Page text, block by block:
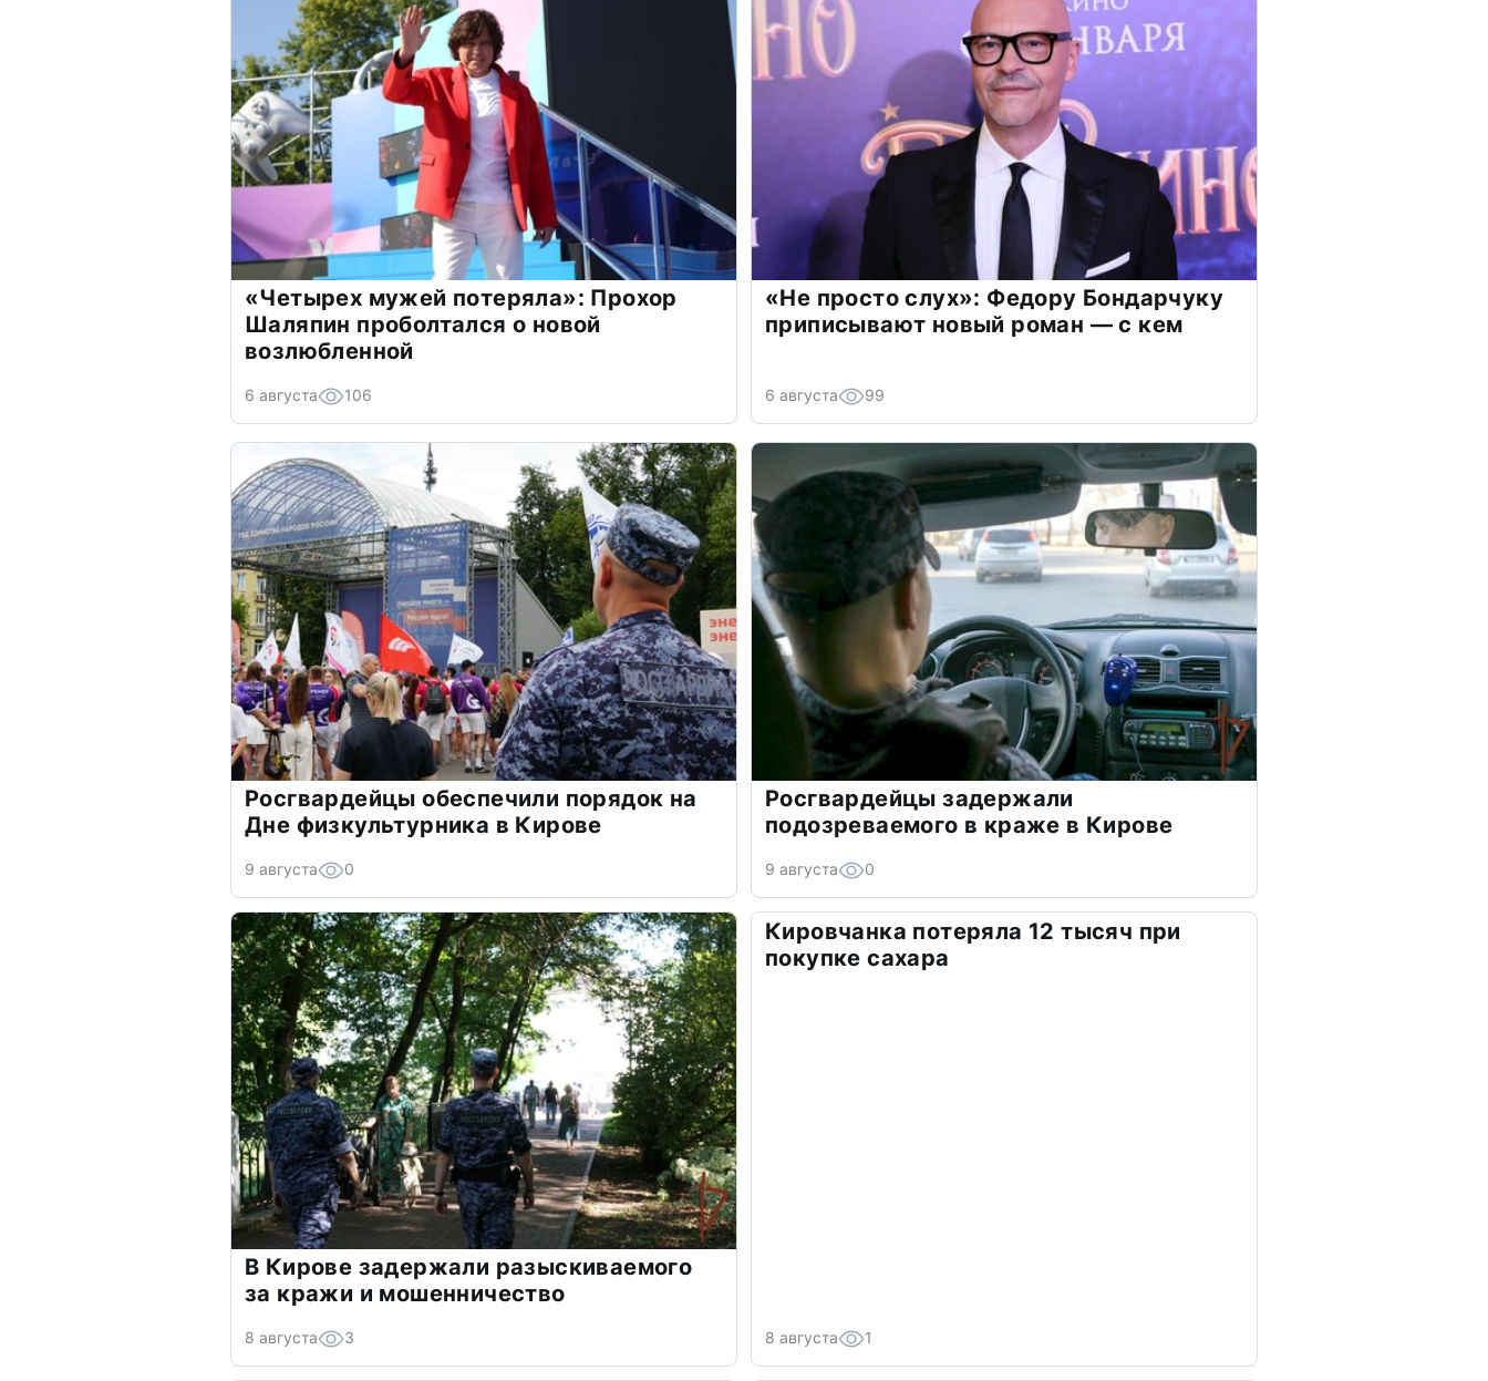
«Четырех мужей потеряла»: Прохор
Шаляпин проболтался о новой
возлюбленной
6 августа 106
«Не просто слух»: Федору Бондарчуку
приписывают новый роман — с кем
6 августа 99
Росгвардейцы обеспечили порядок на
Дне физкультурника в Кирове
9 августа 0
Росгвардейцы задержали
подозреваемого в краже в Кирове
9 августа 0
В Кирове задержали разыскиваемого
за кражи и мошенничество
8 августа 3
Кировчанка потеряла 12 тысяч при
покупке сахара
8 августа 1